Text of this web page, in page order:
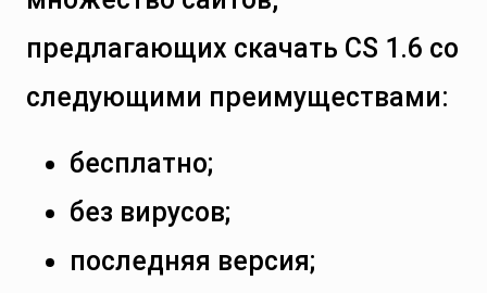
предлагающих скачать CS 1.6 со
следующими преимуществами:
бесплатно;
без вирусов;
последняя версия;